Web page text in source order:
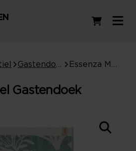
Gastendoek